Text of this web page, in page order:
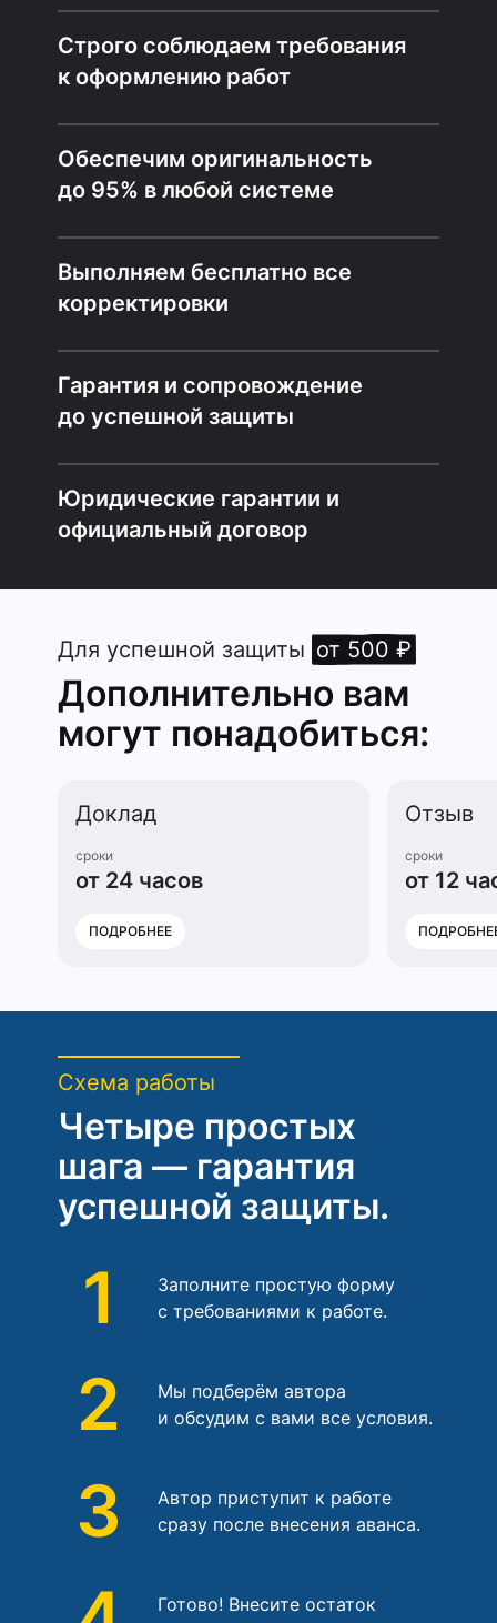
Строго соблюдаем требования
к оформлению работ
Обеспечим оригинальность
до 95% в любой системе
Выполняем бесплатно все
корректировки
Гарантия и сопровождение
до успешной защиты
Юридические гарантии и
официальный договор
Для успешной защиты от 500 ₽
Дополнительно вам
могут понадобиться:
Доклад
сроки
от 24 часов
ПОДРОБНЕЕ
Отзыв
сроки
от 12
Схема работы
Четыре простых
шага — гарантия
успешной защиты.
1
Заполните простую форму
с требованиями к работе.
2
Мы подберём автора
и обсудим с вами все условия.
3
Автор приступит к работе
сразу после внесения аванса.
Готово! Внесите остаток